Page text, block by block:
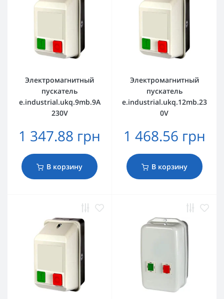
Электромагнитный
пускатель
e.industrial.ukq.9mb.9A
230V
1 347.88 грн
В корзину
Электромагнитный
пускатель
e.industrial.ukq.12mb.23
0V
1 468.56 грн
В корзину